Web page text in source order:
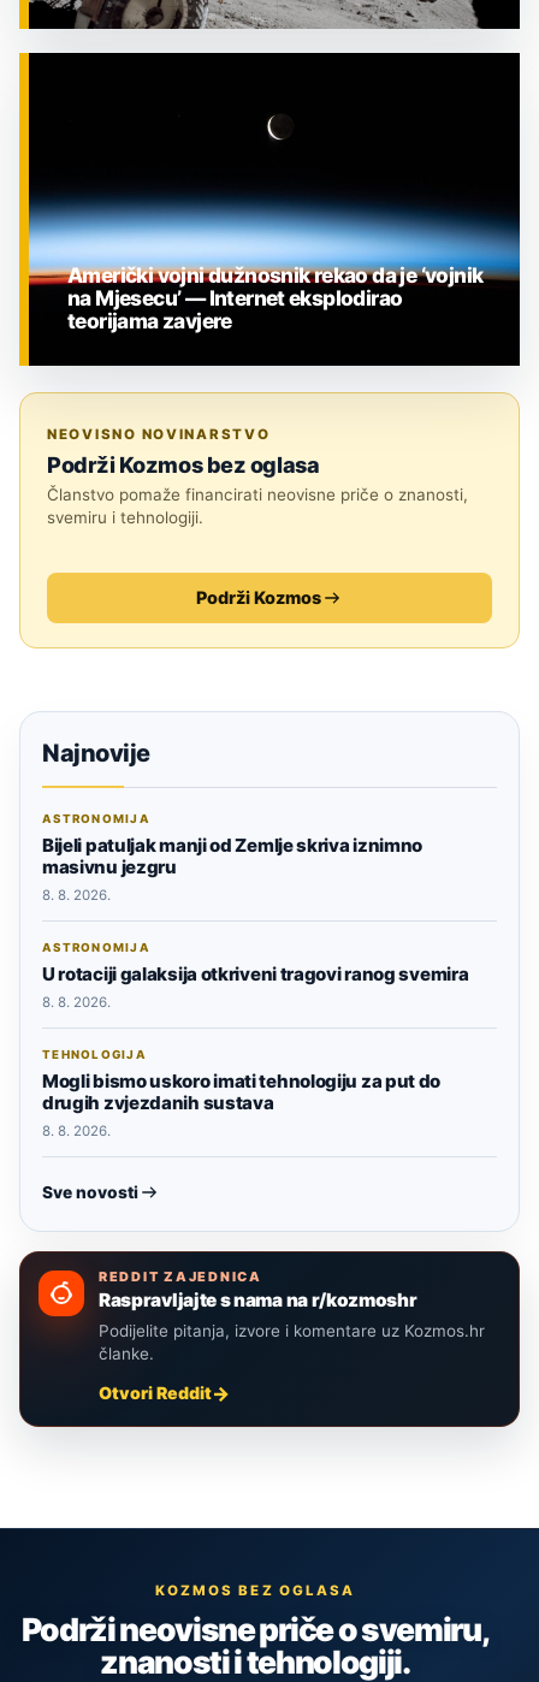
Američki vojni dužnosnik rekao da je ‘vojnik
na Mjesecu’ — Internet eksplodirao
teorijama zavjere
NEOVISNO NOVINARSTVO
Podrži Kozmos bez oglasa
Članstvo pomaže financirati neovisne priče o znanosti,
svemiru i tehnologiji.
Podrži Kozmos
Najnovije
ASTRONOMIJA
Bijeli patuljak manji od Zemlje skriva iznimno
masivnu jezgru
8. 8. 2026.
ASTRONOMIJA
U rotaciji galaksija otkriveni tragovi ranog svemira
8. 8. 2026.
TEHNOLOGIJA
Mogli bismo uskoro imati tehnologiju za put do
drugih zvjezdanih sustava
8. 8. 2026.
Sve novosti
REDDIT ZAJEDNICA
Raspravljajte s nama na r/kozmoshr
Podijelite pitanja, izvore i komentare uz Kozmos.hr
članke.
Otvori Reddit
KOZMOS BEZ OGLASA
Podrži neovisne priče o svemiru,
znanosti i tehnologiji.